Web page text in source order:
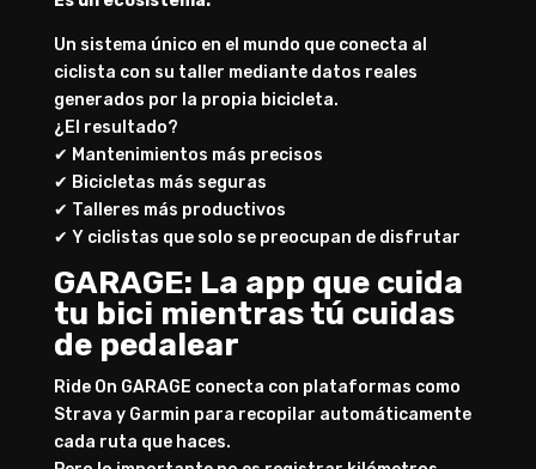
Un sistema único en el mundo que conecta al
ciclista con su taller mediante datos reales
generados por la propia bicicleta.
¿El resultado?
✔ Mantenimientos más precisos
✔ Bicicletas más seguras
✔ Talleres más productivos
✔ Y ciclistas que solo se preocupan de disfrutar
GARAGE: La app que cuida
tu bici mientras tú cuidas
de pedalear
Ride On GARAGE conecta con plataformas como
Strava y Garmin para recopilar automáticamente
cada ruta que haces.